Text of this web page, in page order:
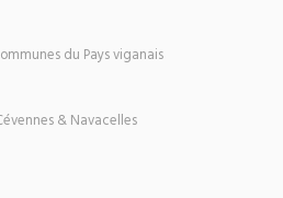
du Pays viganais
& Navacelles